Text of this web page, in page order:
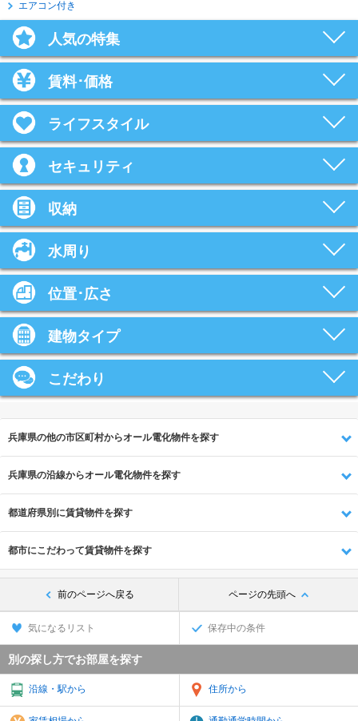
エアコン付き
人気の特集
賃料･価格
ライフスタイル
セキュリティ
収納
水周り
位置･広さ
建物タイプ
こだわり
兵庫県の他の市区町村からオール電化物件を探す
兵庫県の沿線からオール電化物件を探す
都道府県別に賃貸物件を探す
都市にこだわって賃貸物件を探す
前のページへ戻る ページの先頭へ
気になるリスト 保存中の条件
別の探し方でお部屋を探す
沿線・駅から 住所から